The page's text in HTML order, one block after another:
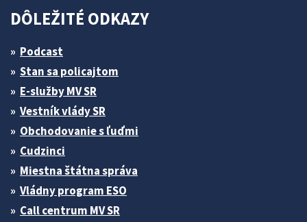
DÔLEŽITÉ ODKAZY
Podcast
Stan sa policajtom
E-služby MV SR
Vestník vlády SR
Obchodovanie s ľuďmi
Cudzinci
Miestna štátna správa
Vládny program ESO
Call centrum MV SR